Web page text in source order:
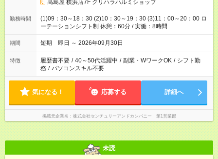
髙島屋 横浜店7F クリハラハルミショップ
勤務時間
(1)09：30～18：30 (2)10：30～19：30 (3)11：00～20：00 ロ
ーテーションシフト制 休憩：60分 / 実働：8時間
期間 短期 即日 ～ 2026年09月30日
特徴 履歴書不要 / 40～50代活躍中 / 副業・WワークOK / シフト勤
務 / パソコンスキル不要
気になる！ 応募する 詳細へ
掲載元企業名 株式会社センチュリーアンドカンパニー 第1営業部
未読